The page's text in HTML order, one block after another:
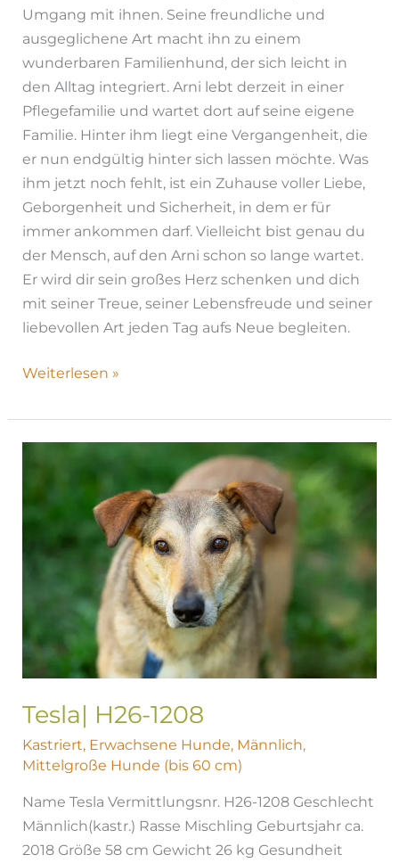
Umgang mit ihnen. Seine freundliche und
ausgeglichene Art macht ihn zu einem
wunderbaren Familienhund, der sich leicht in
den Alltag integriert. Arni lebt derzeit in einer
Pflegefamilie und wartet dort auf seine eigene
Familie. Hinter ihm liegt eine Vergangenheit, die
er nun endgültig hinter sich lassen möchte. Was
ihm jetzt noch fehlt, ist ein Zuhause voller Liebe,
Geborgenheit und Sicherheit, in dem er für
immer ankommen darf. Vielleicht bist genau du
der Mensch, auf den Arni schon so lange wartet.
Er wird dir sein großes Herz schenken und dich
mit seiner Treue, seiner Lebensfreude und seiner
liebevollen Art jeden Tag aufs Neue begleiten.
Weiterlesen »
Tesla| H26-1208
Kastriert, Erwachsene Hunde, Männlich,
Mittelgroße Hunde (bis 60 cm)
Name Tesla Vermittlungsnr. H26-1208 Geschlecht
Männlich(kastr.) Rasse Mischling Geburtsjahr ca.
2018 Größe 58 cm Gewicht 26 kg Gesundheit
1208